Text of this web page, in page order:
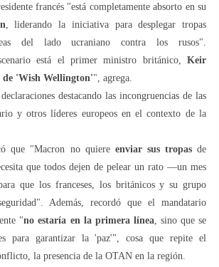
francés "está completamente absorto en su
, liderando la iniciativa para desplegar tropas
del lado ucraniano contra los rusos".
está el primer ministro británico, Keir
de 'Wish Wellington'", agrega.
destacando las incongruencias de las
y otros líderes europeos en el contexto de la
que "Macron no quiere enviar sus tropasde
que todos dejen de pelear un rato —un mes
que los franceses, los británicos y su grupo
Además, recordó que el mandatario
"no estaría en la primera línea, sino que se
para garantizar la 'paz'", cosa que repite el
la presencia de la OTAN en la región.